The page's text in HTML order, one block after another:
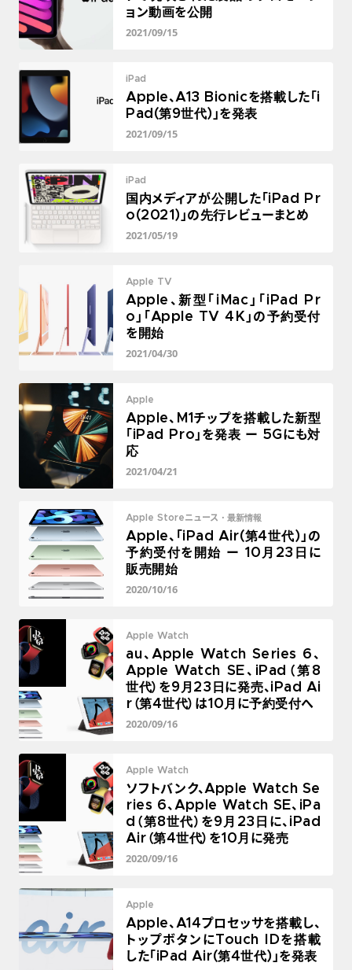
ョン動画を公開
2021/09/15
iPad
Apple、A13 Bionicを搭載した「i
Pad(第9世代)」を発表
2021/09/15
iPad
国内メディアが公開した「iPad Pr
o(2021)」の先行レビューまとめ
2021/05/19
Apple TV
Apple、新型「iMac」「iPad Pr
o」「Apple TV 4K」の予約受付
を開始
2021/04/30
Apple
Apple、M1チップを搭載した新型
「iPad Pro」を発表 ー 5Gにも対
応
2021/04/21
Apple Storeニュース・最新情報
Apple、「iPad Air(第4世代)」の
予約受付を開始 ー 10月23日に
販売開始
2020/10/16
Apple Watch
au、Apple Watch Series 6、
Apple Watch SE、iPad（第8
世代）を9月23日に発売、iPad Ai
r（第4世代）は10月に予約受付へ
2020/09/16
Apple Watch
ソフトバンク、Apple Watch Se
ries 6、Apple Watch SE、iPa
d（第8世代）を9月23日に、iPad
Air（第4世代）を10月に発売
2020/09/16
Apple
Apple、A14プロセッサを搭載し、
トップボタンにTouch IDを搭載
した「iPad Air(第4世代)」を発表